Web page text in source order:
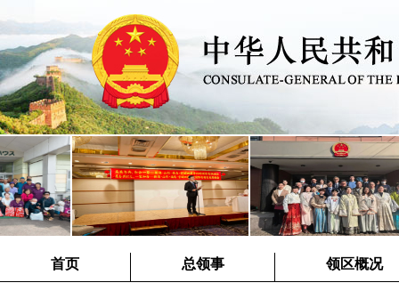
首页 总领事 领区概况